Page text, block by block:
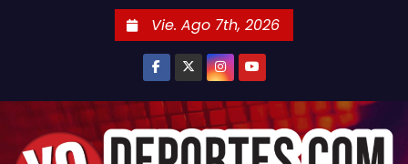
Vie. Ago 7th, 2026